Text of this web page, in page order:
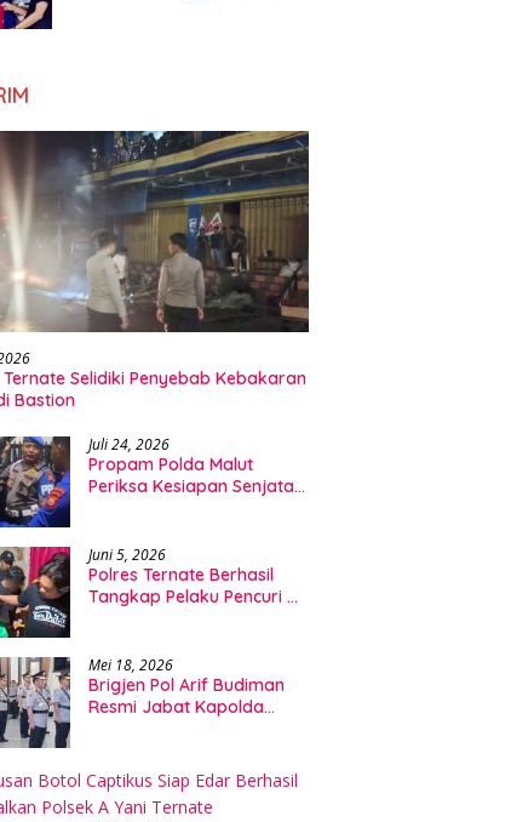
Ternate Selidiki Penyebab Kebakaran
Bastion
Juli 24, 2026
Propam Polda Malut
Periksa Kesiapan Senjata
Juni 5, 2026
Polres Ternate Berhasil
Tangkap Pelaku Pencuri HP
Mei 18, 2026
Brigjen Pol Arif Budiman
Resmi Jabat Kapolda